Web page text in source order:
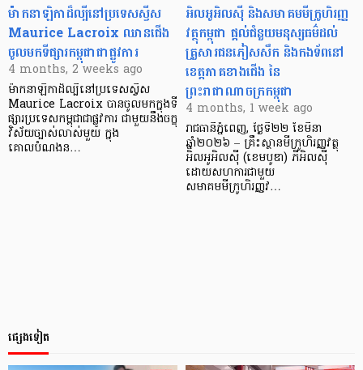
ម៉ាកនាឡិកាដ៏ល្បីនៅប្រទេសស្វីស
Maurice Lacroix ឈានជើង
ចូលមកទីផ្សារកម្ពុជាជាផ្លូវការ
4 months, 2 weeks ago
ម៉ាកនាឡិកាដ៏ល្បីនៅប្រទេសស្វីស
Maurice Lacroix បានចូលមកក្នុងទី
ផ្សារប្រទេសកម្ពុជាជាផ្លូវការ ជាមួយនឹងចក្ខុ
វិស័យច្បាស់លាស់មួយ ក្នុង
គោលបំណងន…
អិលអូអិលស៊ី និងសមាគមមីក្រូហិរញ្ញ
វត្ថុកម្ពុជា ផ្តល់ជំនួយមនុស្សធម៌ដល់
គ្រួសារជនភៀសសឹក និងកងទ័ពនៅ
ខេត្តភាគខាងជើង នៃ
ព្រះរាជាណាចក្រកម្ពុជា
4 months, 1 week ago
រាជធានីភ្នំពេញ, ថ្ងៃទី២២ ខែមីនា
ឆ្នាំ២០២៦ – គ្រឹះស្ថានមីក្រូហិរញ្ញវត្ថុ
អិលអូអិលស៊ី (ខេមបូឌា) ភីអិលស៊ី
ដោយសហការជាមួយ
សមាគមមីក្រូហិរញ្ញវ…
ផ្សេងទៀត